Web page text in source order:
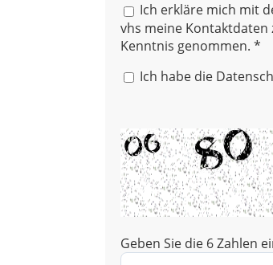
Ich erkläre mich mit
vhs meine
Kenntnis genommen. *
Ich habe die
Geben Sie die 6 Zahlen